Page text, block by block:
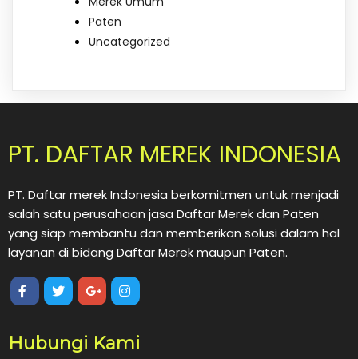
Paten
Uncategorized
PT. DAFTAR MEREK INDONESIA
PT. Daftar merek Indonesia berkomitmen untuk menjadi
salah satu perusahaan jasa Daftar Merek dan Paten
yang siap membantu dan memberikan solusi dalam hal
layanan di bidang Daftar Merek maupun Paten.
Hubungi Kami